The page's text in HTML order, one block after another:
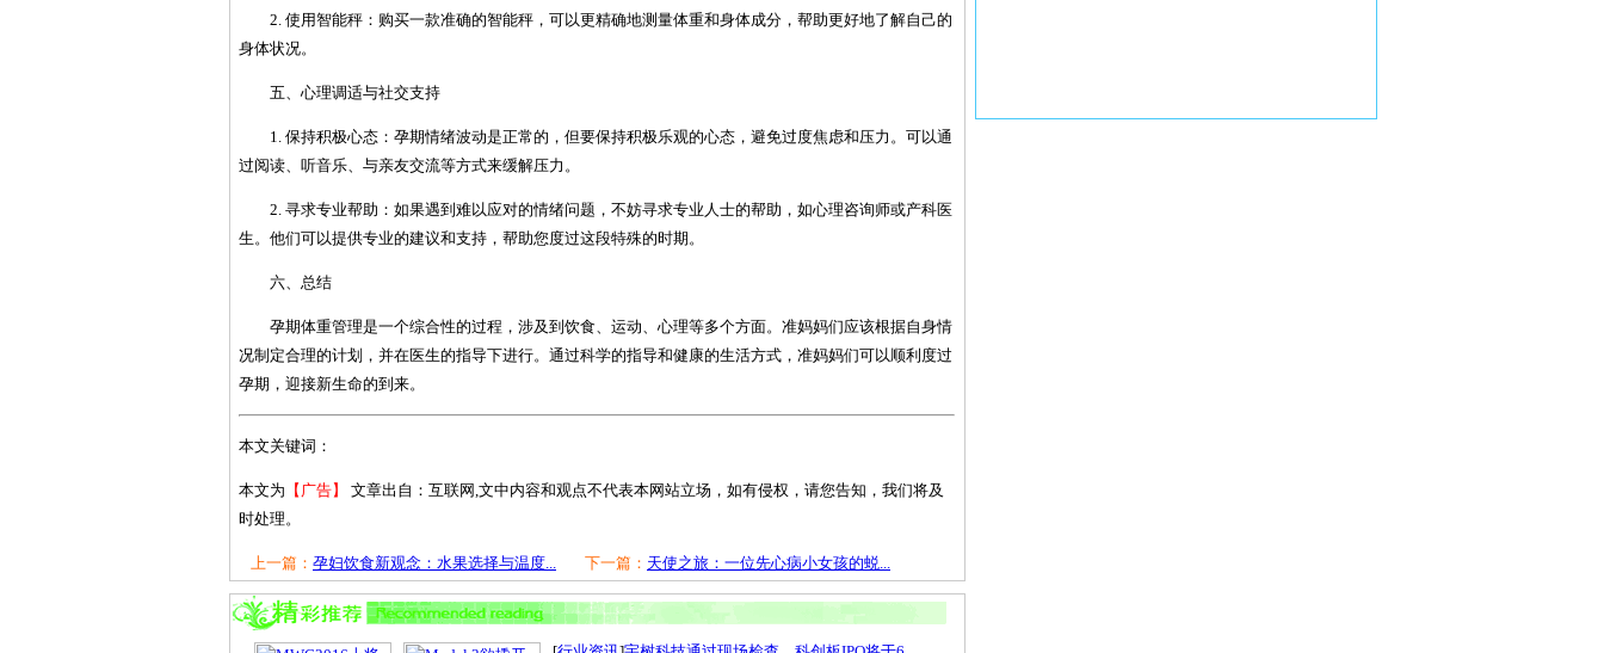
2. 使用智能秤：购买一款准确的智能秤，可以更精确地测量体重和身体成分，帮助更好地了解自己的
身体状况。
五、心理调适与社交支持
1. 保持积极心态：孕期情绪波动是正常的，但要保持积极乐观的心态，避免过度焦虑和压力。可以通
过阅读、听音乐、与亲友交流等方式来缓解压力。
2. 寻求专业帮助：如果遇到难以应对的情绪问题，不妨寻求专业人士的帮助，如心理咨询师或产科医
生。他们可以提供专业的建议和支持，帮助您度过这段特殊的时期。
六、总结
孕期体重管理是一个综合性的过程，涉及到饮食、运动、心理等多个方面。准妈妈们应该根据自身情
况制定合理的计划，并在医生的指导下进行。通过科学的指导和健康的生活方式，准妈妈们可以顺利度过
孕期，迎接新生命的到来。
本文关键词：
本文为 【广告】
文章出自：互联网,文中内容和观点不代表本网站立场，如有侵权，请您告知，我们将及
时处理。
上一篇： 孕妇饮食新观念：水果选择与温度... 下一篇： 天使之旅：一位先心病小女孩的蜕...